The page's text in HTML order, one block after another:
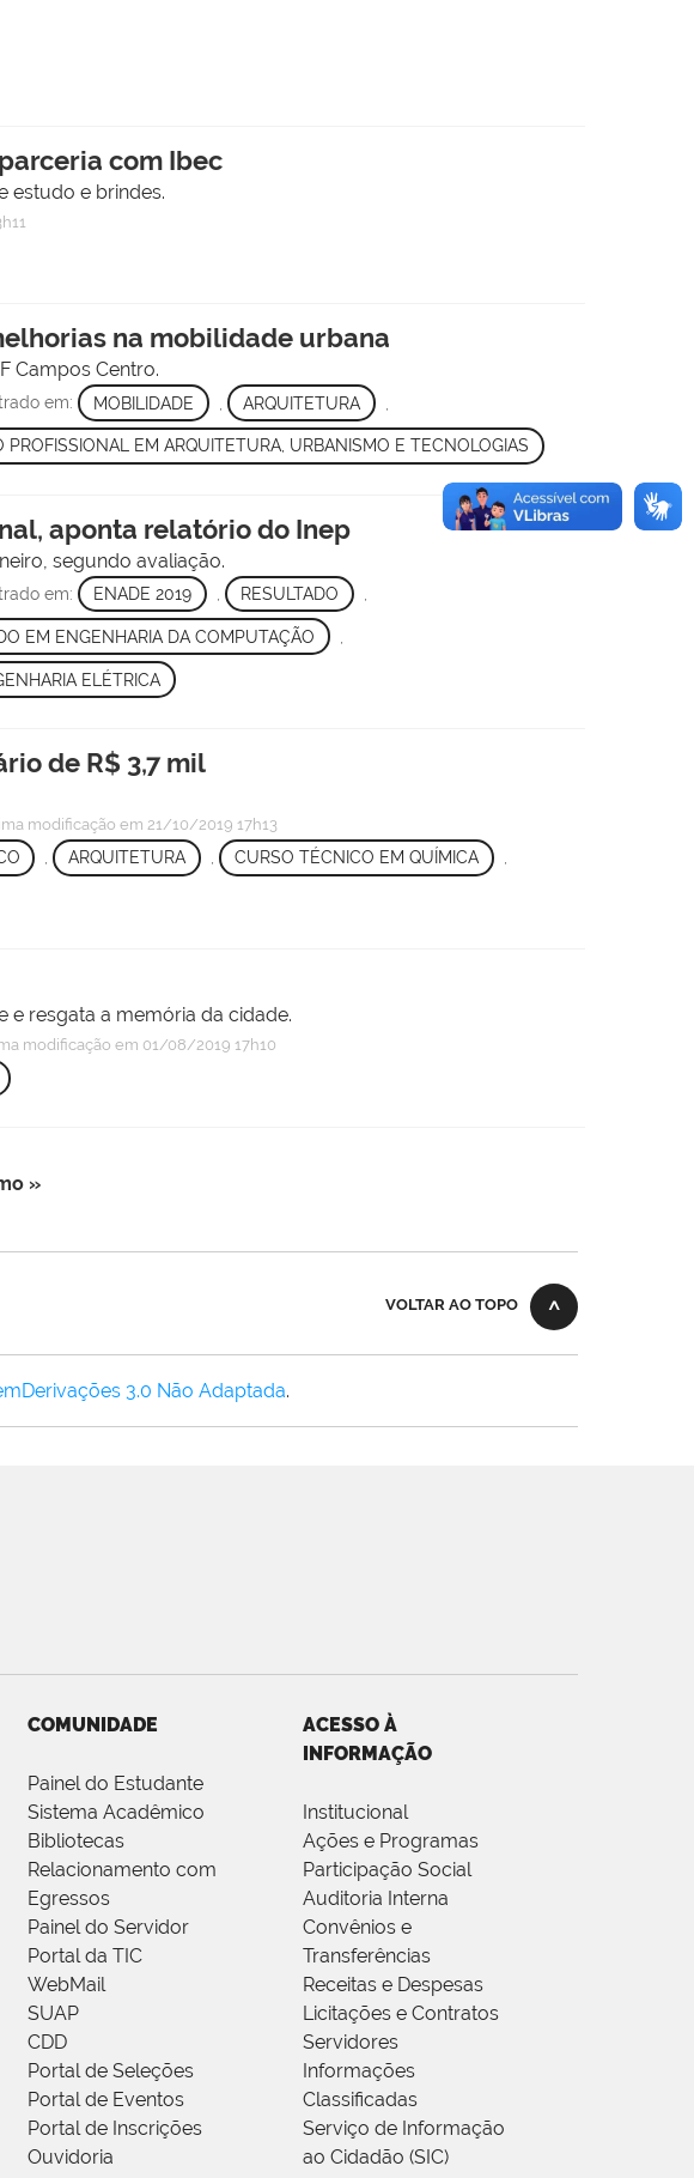
com Ibec
estudo e brindes.
na mobilidade urbana
Campos Centro.
em: MOBILIDADE ARQUITETURA
PROFISSIONAL EM ARQUITETURA, URBANISMO E TECNOLOGIAS
aponta relatório do Inep
segundo avaliação.
em: ENADE 2019 RESULTADO
EM ENGENHARIA DA COMPUTAÇÃO
ELÉTRICA
de R$ 3,7 mil
modificação em 21/10/2019 17h13
, ARQUITETURA , CURSO TÉCNICO EM QUÍMICA ,
e resgata a memória da cidade.
modificação em 01/08/2019 17h10
»
VOLTAR AO TOPO
3.0 Não Adaptada.
COMUNIDADE
Painel do Estudante
Sistema Acadêmico
Bibliotecas
Relacionamento com
Egressos
Painel do Servidor
Portal da TIC
WebMail
SUAP
CDD
Portal de Seleções
Portal de Eventos
Portal de Inscrições
Ouvidoria
ACESSO À
INFORMAÇÃO
Institucional
Ações e Programas
Participação Social
Auditoria Interna
Convênios e
Transferências
Receitas e Despesas
Licitações e Contratos
Servidores
Informações
Classificadas
Serviço de Informação
ao Cidadão (SIC)